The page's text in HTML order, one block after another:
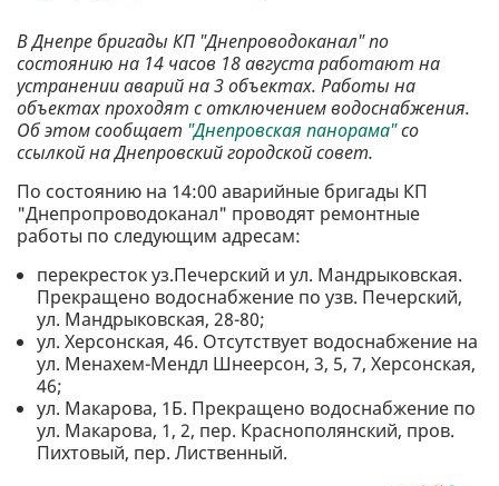
В Днепре бригады КП "Днепроводоканал" по
состоянию на 14 часов 18 августа работают на
устранении аварий на 3 объектах. Работы на
объектах проходят с отключением водоснабжения.
Об этом сообщает "Днепровская панорама"со
ссылкой на Днепровский городской совет.
По состоянию на 14:00 аварийные бригады КП
"Днепропроводоканал" проводят ремонтные
работы по следующим адресам:
перекресток уз.Печерский и ул. Мандрыковская.
Прекращено водоснабжение по узв. Печерский,
ул. Мандрыковская, 28-80;
ул. Херсонская, 46. Отсутствует водоснабжение на
ул. Менахем-Мендл Шнеерсон, 3, 5, 7, Херсонская,
46;
ул. Макарова, 1Б. Прекращено водоснабжение по
ул. Макарова, 1, 2, пер. Краснополянский, пров.
Пихтовый, пер. Лиственный.